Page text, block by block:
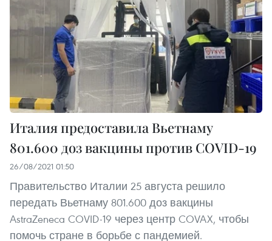
Италия предоставила Вьетнаму
801.600 доз вакцины против COVID-19
26/08/2021 01:50
Правительство Италии 25 августа решило
передать Вьетнаму 801.600 доз вакцины
AstraZeneca COVID-19 через центр COVAX, чтобы
помочь стране в борьбе с пандемией.